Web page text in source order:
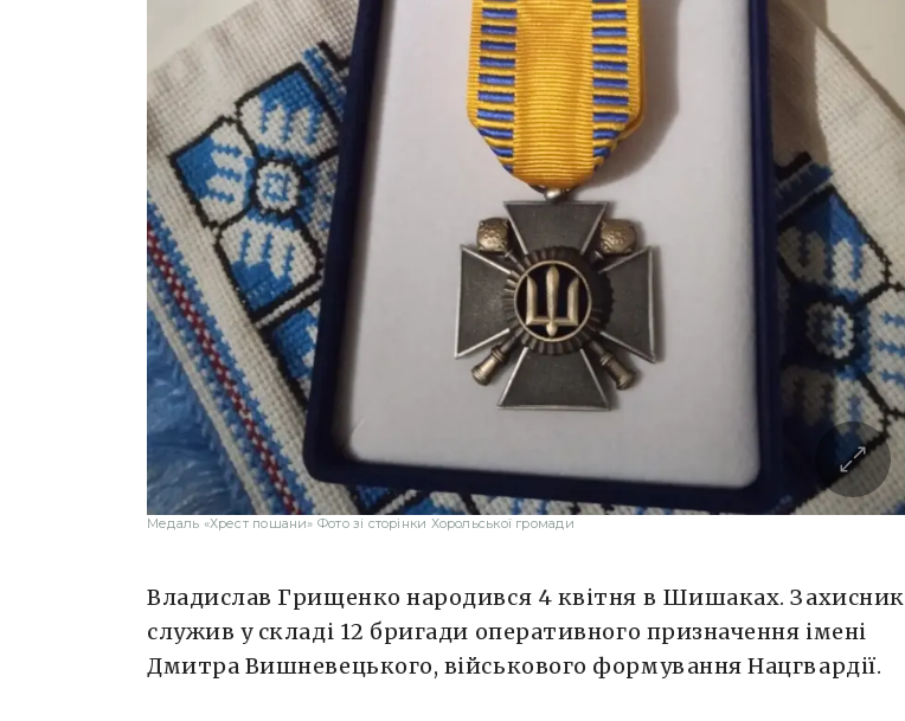
Медаль «Хрест пошани» Фото зі сторінки Хорольської громади
Владислав Грищенко народився 4 квітня в Шишаках. Захисник
служив у складі 12 бригади оперативного призначення імені
Дмитра Вишневецького, військового формування Нацгвардії.